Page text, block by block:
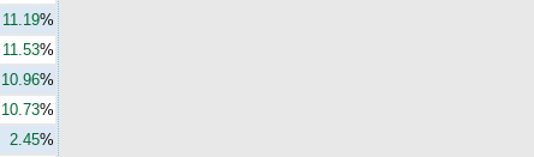
11.19%
11.53%
10.96%
10.73%
2.45%